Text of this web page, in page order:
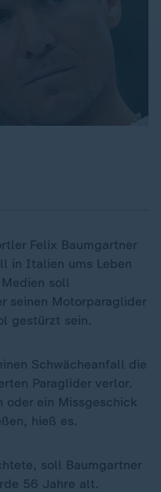
Felix Baumgartner
in Italien ums Leben
soll
seinen Motorparaglider
gestürzt sein.
Schwächeanfall die
Paraglider verlor.
oder ein Missgeschick
hieß es.
soll Baumgartner
56 Jahre alt.